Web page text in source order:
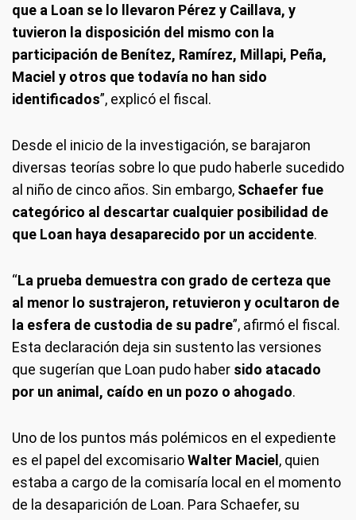
que a Loan se lo llevaron Pérez y Caillava, y
tuvieron la disposición del mismo con la
participación de Benítez, Ramírez, Millapi, Peña,
Maciel y otros que todavía no han sido
identificados”, explicó el fiscal.
Desde el inicio de la investigación, se barajaron
diversas teorías sobre lo que pudo haberle sucedido
al niño de cinco años. Sin embargo, Schaefer fue
categórico al descartar cualquier posibilidad de
que Loan haya desaparecido por un accidente.
“La prueba demuestra con grado de certeza que
al menor lo sustrajeron, retuvieron y ocultaron de
la esfera de custodia de su padre”, afirmó el fiscal.
Esta declaración deja sin sustento las versiones
que sugerían que Loan pudo haber sido atacado
por un animal, caído en un pozo o ahogado.
Uno de los puntos más polémicos en el expediente
es el papel del excomisarioWalter Maciel, quien
estaba a cargo de la comisaría local en el momento
de la desaparición de Loan. Para Schaefer, su